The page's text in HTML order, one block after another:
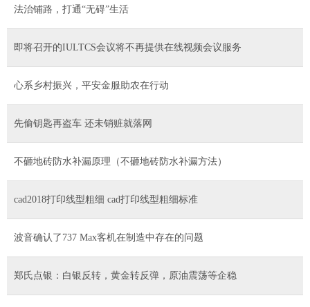
法治铺路，打通“无碍”生活
即将召开的IULTCS会议将不再提供在线视频会议服务
心系乡村振兴，平安金服助农在行动
先偷钥匙再盗车 还未销赃就落网
不砸地砖防水补漏原理（不砸地砖防水补漏方法）
cad2018打印线型粗细 cad打印线型粗细标准
波音确认了737 Max客机在制造中存在的问题
郑氏点银：白银反转，黄金转反弹，原油震荡等企稳